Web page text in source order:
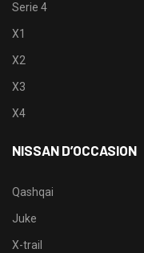
Serie 4
X1
X2
X3
X4
NISSAN D’OCCASION
Qashqai
Juke
X-trail